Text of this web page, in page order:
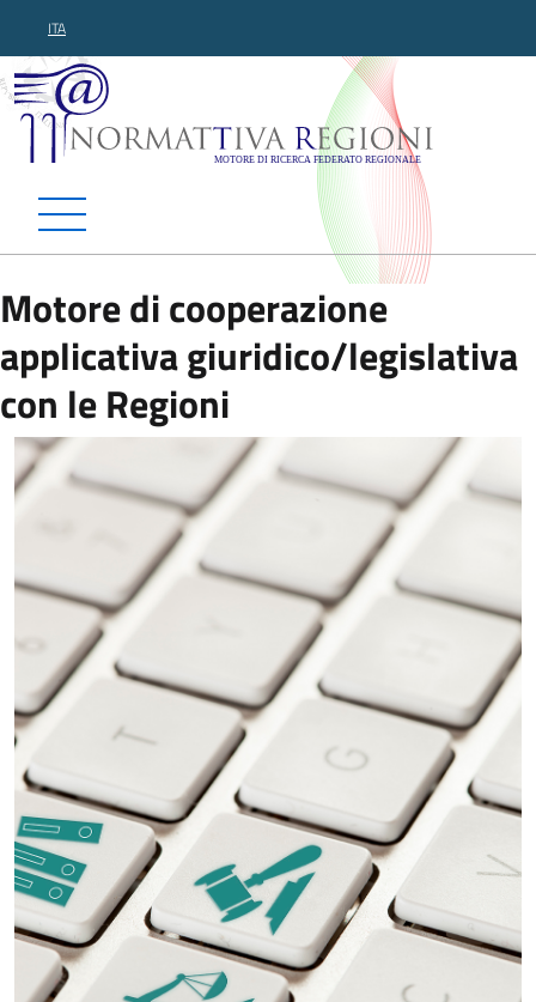
ITA
Normattiva Regioni -
Motore di cooperazione
applicativa giuridico/legislativa
con le Regioni